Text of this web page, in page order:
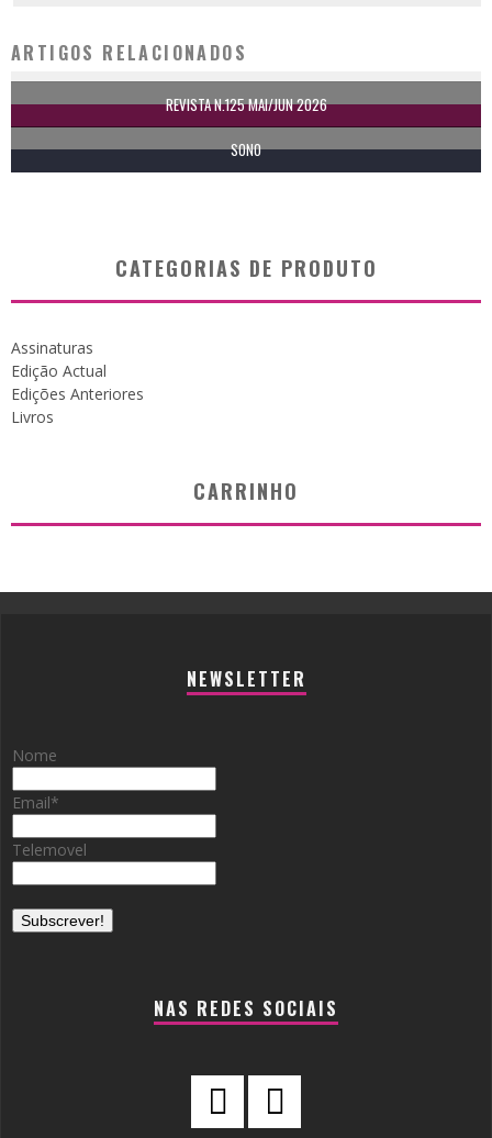
ARTIGOS RELACIONADOS
REVISTA N.125 MAI/JUN 2026
SONO
CATEGORIAS DE PRODUTO
Assinaturas
Edição Actual
Edições Anteriores
Livros
CARRINHO
NEWSLETTER
Nome
Email*
Telemovel
NAS REDES SOCIAIS